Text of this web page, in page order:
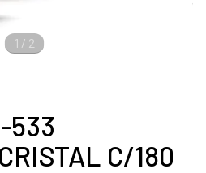
1 / 2
533
C/180